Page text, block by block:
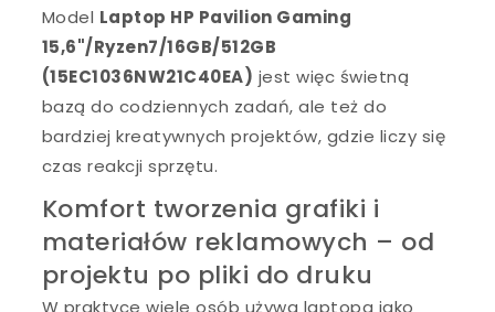
Model Laptop HP Pavilion Gaming
15,6"/Ryzen7/16GB/512GB
(15EC1036NW21C40EA) jest więc świetną
bazą do codziennych zadań, ale też do
bardziej kreatywnych projektów, gdzie liczy się
czas reakcji sprzętu.
Komfort tworzenia grafiki i
materiałów reklamowych – od
projektu po pliki do druku
W praktyce wiele osób używa laptopa jako